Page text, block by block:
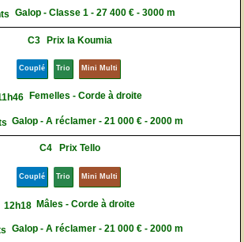
Galop - Classe 1 - 27 400 € - 3000 m
C3 Prix la Koumia
Couplé Trio Mini Multi
Femelles - Corde à droite
Galop - A réclamer - 21 000 € - 2000 m
C4 Prix Tello
Couplé Trio Mini Multi
12h18 Mâles - Corde à droite
Galop - A réclamer - 21 000 € - 2000 m